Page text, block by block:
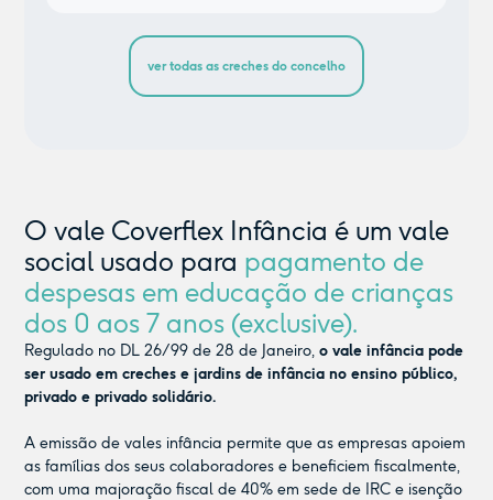
ver todas as creches do concelho
O vale Coverflex Infância é um vale
social usado para pagamento de
despesas em educação de crianças
dos 0 aos 7 anos (exclusive).
Regulado no DL 26/99 de 28 de Janeiro,o vale infância pode
ser usado em creches e jardins de infância no ensino público,
privado e privado solidário.
A emissão de vales infância permite que as empresas apoiem
as famílias dos seus colaboradores e beneficiem fiscalmente,
com uma majoração fiscal de 40% em sede de IRC e isenção